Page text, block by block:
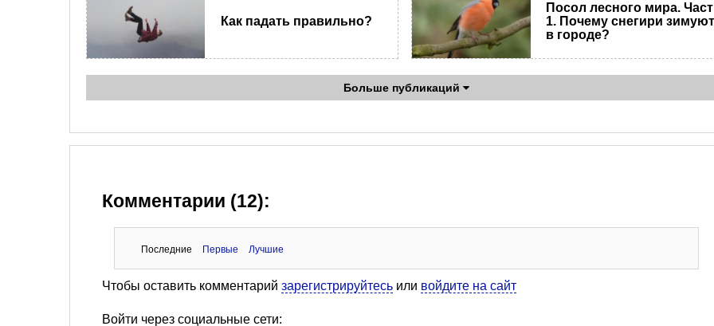
Как падать правильно?
Посол лесного мира.
1. Почему снегири
в городе?
Больше публикаций
Комментарии (12):
Последние Первые Лучшие
Чтобы оставить комментарий зарегистрируйтесь или войдите на сайт
Войти через социальные сети: